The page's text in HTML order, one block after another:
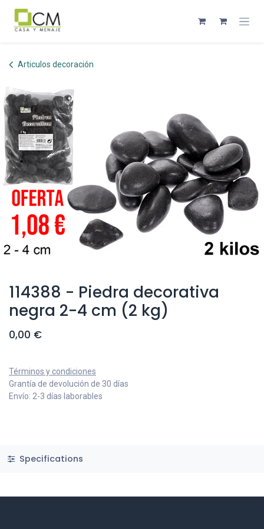
Articulos decoración
114388 - Piedra decorativa
negra 2-4 cm (2 kg)
0,00 €
Términos y condiciones
Grantía de devolución de 30 días
Envío: 2-3 días laborables
Specifications